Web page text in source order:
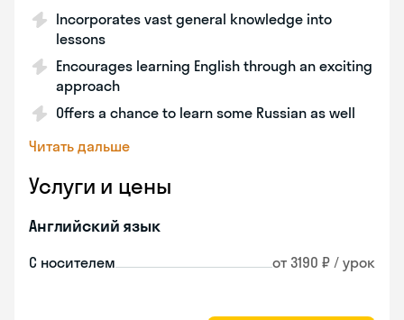
Incorporates vast general knowledge into
lessons
Encourages learning English through an exciting
approach
Offers a chance to learn some Russian as well
Читать дальше
Услуги и цены
Английский язык
С носителем от 3190 ₽ / урок